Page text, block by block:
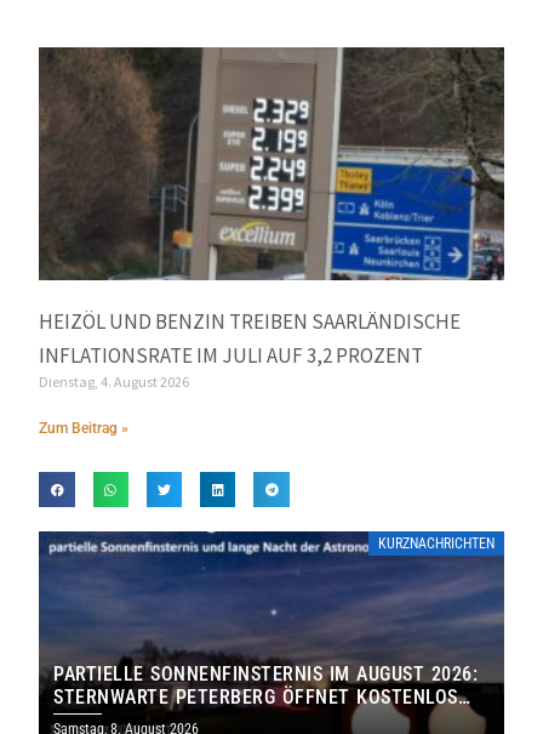
HEIZÖL UND BENZIN TREIBEN SAARLÄNDISCHE
INFLATIONSRATE IM JULI AUF 3,2 PROZENT
Dienstag, 4. August 2026
Zum Beitrag »
KURZNACHRICHTEN
PARTIELLE SONNENFINSTERNIS IM AUGUST 2026:
STERNWARTE PETERBERG ÖFFNET KOSTENLOS
IHRE TORE
Samstag, 8. August 2026